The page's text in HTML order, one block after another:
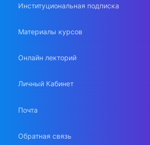
Институциональная подписка
Материалы курсов
Онлайн лекторий
Личный Кабинет
Почта
Обратная связь